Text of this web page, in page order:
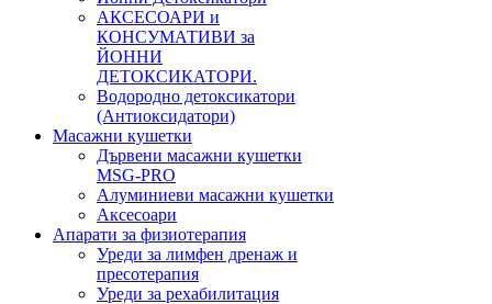
АКСЕСОАРИ и
КОНСУМАТИВИ за
ЙОННИ
ДЕТОКСИКАТОРИ.
Водородно детоксикатори
(Антиоксидатори)
Масажни кушетки
Дървени масажни кушетки
MSG-PRO
Алуминиеви масажни кушетки
Аксесоари
Апарати за физиотерапия
Уреди за лимфен дренаж и
пресотерапия
Уреди за рехабилитация